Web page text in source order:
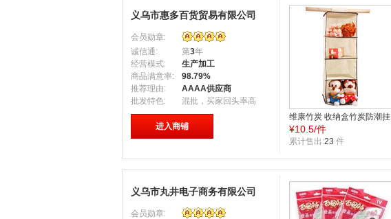
义乌市惠多百货贸易有限公司
会员勋章:
诚信通:
第3年
经营模式:
生产加工
商品满意率:
98.79%
推荐理由:
AAAA供应商
批发特色:
混批，买家回头率高
进入商铺
维康竹炭 收纳盒竹炭防潮挂
袋,衣柜里的除臭整理必备 厂
家直销
¥10.5/件
累计售出:23 件
义乌市丸井电子商务有限公司
会员勋章: